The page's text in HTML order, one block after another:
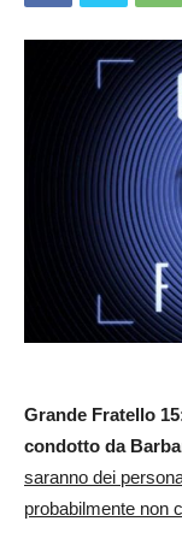
Grande Fratello
condotto da
saranno dei
probabilmente non